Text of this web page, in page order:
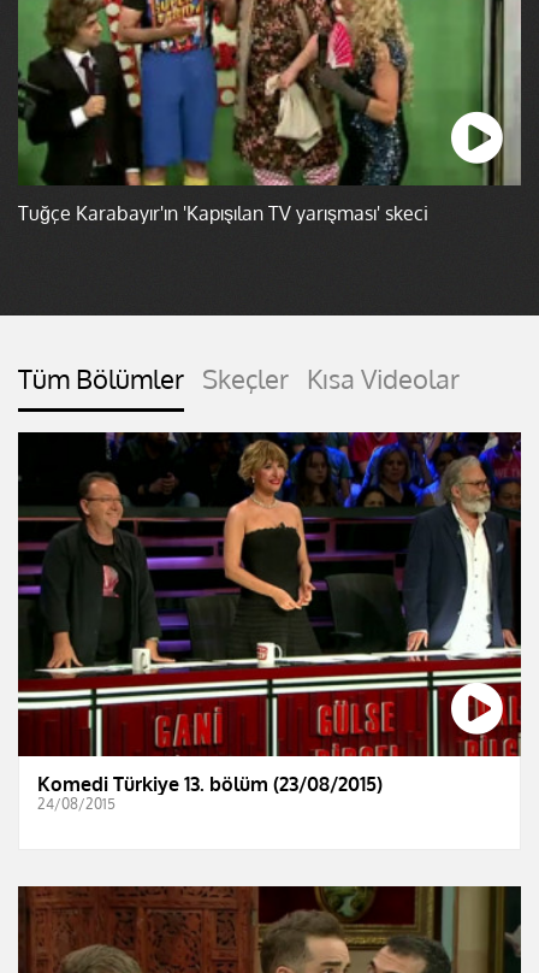
Tuğçe Karabayır'ın 'Kapışılan TV yarışması' skeci
Tüm Bölümler Skeçler Kısa Videolar
Komedi Türkiye 13. bölüm (23/08/2015)
24/08/2015